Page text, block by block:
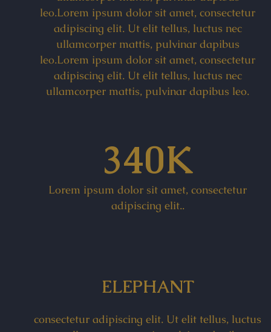
leo.Lorem ipsum dolor sit amet, consectetur
adipiscing elit. Ut elit tellus, luctus nec
ullamcorper mattis, pulvinar dapibus
leo.Lorem ipsum dolor sit amet, consectetur
adipiscing elit. Ut elit tellus, luctus nec
ullamcorper mattis, pulvinar dapibus leo.
340K
Lorem ipsum dolor sit amet, consectetur
adipiscing elit..
ELEPHANT
consectetur adipiscing elit. Ut elit tellus, luctus